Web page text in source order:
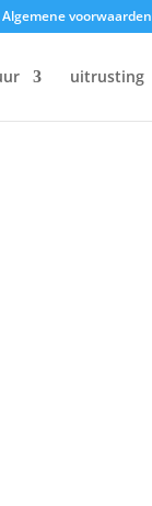
Algemene voorwaarden
uitrusting